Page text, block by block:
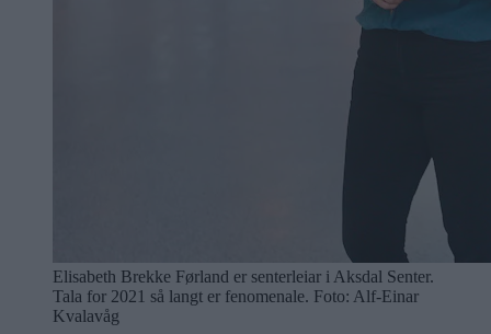
Elisabeth Brekke Førland er senterleiar i Aksdal Senter.
Tala for 2021 så langt er fenomenale. Foto: Alf-Einar
Kvalavåg